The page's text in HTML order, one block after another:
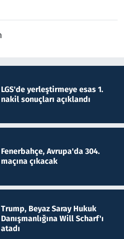
LGS'de yerleştirmeye esas 1.
nakil sonuçları açıklandı
Fenerbahçe, Avrupa'da 304.
maçına çıkacak
Trump, Beyaz Saray Hukuk
Danışmanlığına Will Scharf'ı
atadı